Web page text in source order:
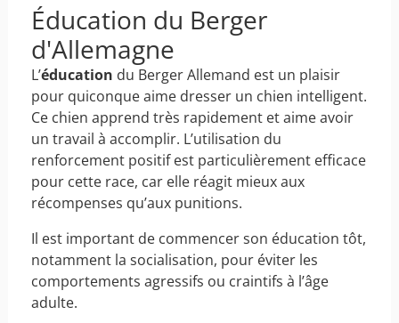
Éducation du Berger
d'Allemagne
L’éducation du Berger Allemand est un plaisir
pour quiconque aime dresser un chien intelligent.
Ce chien apprend très rapidement et aime avoir
un travail à accomplir. L’utilisation du
renforcement positif est particulièrement efficace
pour cette race, car elle réagit mieux aux
récompenses qu’aux punitions.
Il est important de commencer son éducation tôt,
notamment la socialisation, pour éviter les
comportements agressifs ou craintifs à l’âge
adulte.